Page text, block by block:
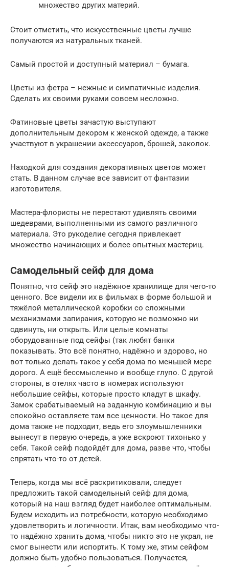
множество других материй.
Стоит отметить, что искусственные цветы лучше
получаются из натуральных тканей.
Самый простой и доступный материал – бумага.
Цветы из фетра – нежные и симпатичные изделия.
Сделать их своими руками совсем несложно.
Фатиновые цветы зачастую выступают
дополнительным декором к женской одежде, а также
участвуют в украшении аксессуаров, брошей, заколок.
Находкой для создания декоративных цветов может
стать. В данном случае все зависит от фантазии
изготовителя.
Мастера-флористы не перестают удивлять своими
шедеврами, выполненными из самого различного
материала. Это рукоделие сегодня привлекает
множество начинающих и более опытных мастериц.
Самодельный сейф для дома
Понятно, что сейф это надёжное хранилище для чего-то
ценного. Все видели их в фильмах в форме большой и
тяжёлой металлической коробки со сложными
механизмами запирания, которую не возможно ни
сдвинуть, ни открыть. Или целые комнаты
оборудованные под сейфы (так любят банки
показывать. Это всё понятно, надёжно и здорово, но
вот только делать такое у себя дома по меньшей мере
дорого. А ещё бессмысленно и вообще глупо. С другой
стороны, в отелях часто в номерах используют
небольшие сейфы, которые просто кладут в шкафу.
Замок срабатываемый на заданную комбинацию и вы
спокойно оставляете там все ценности. Но такое для
дома также не подходит, ведь его злоумышленники
вынесут в первую очередь, а уже вскроют тихонько у
себя. Такой сейф подойдёт для дома, разве что, чтобы
спрятать что-то от детей.
Теперь, когда мы всё раскритиковали, следует
предложить такой самодельный сейф для дома,
который на наш взгляд будет наиболее оптимальным.
Будем исходить из потребности, которую необходимо
удовлетворить и логичности. Итак, вам необходимо что-
то надёжно хранить дома, чтобы никто это не украл, не
смог вынести или испортить. К тому же, этим сейфом
должно быть удобно пользоваться. Получается,